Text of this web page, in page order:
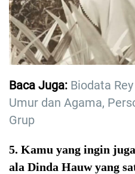
Baca Juga: Biodata
Umur dan Agama,
Grup
5. Kamu yang ingin
ala Dinda Hauw yang